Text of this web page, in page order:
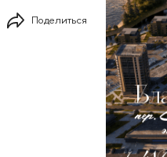
Поделиться